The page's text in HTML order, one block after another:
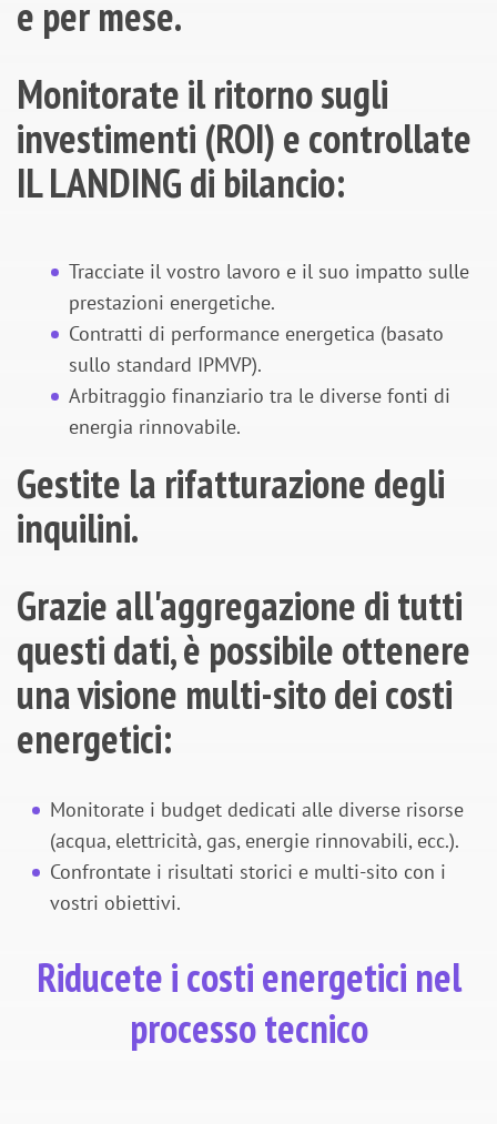
e per mese.
Monitorate il ritorno sugli
investimenti (ROI) e controllate
IL LANDING di bilancio:
Tracciate il vostro lavoro e il suo impatto sulle
prestazioni energetiche.
Contratti di performance energetica (basato
sullo standard IPMVP).
Arbitraggio finanziario tra le diverse fonti di
energia rinnovabile.
Gestite la rifatturazione degli
inquilini.
Grazie all'aggregazione di tutti
questi dati, è possibile ottenere
una visione multi-sito dei costi
energetici:
Monitorate i budget dedicati alle diverse risorse
(acqua, elettricità, gas, energie rinnovabili, ecc.).
Confrontate i risultati storici e multi-sito con i
vostri obiettivi.
Riducete i costi energetici nel
processo tecnico